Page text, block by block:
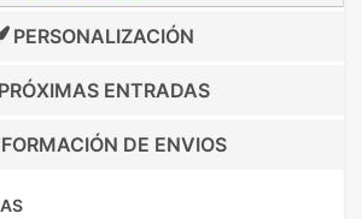
PERSONALIZACIÓN
PRÓXIMAS ENTRADAS
DE ENVIOS